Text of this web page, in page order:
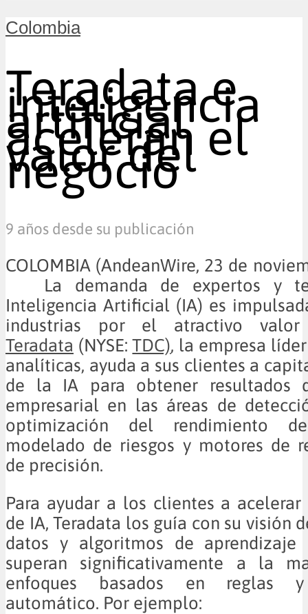
Colombia
Teradata e
inteligencia
artificial
aceleran el
valor del
negocio
9 años desde su publicación
COLOMBIA (AndeanWire, 23 de
La demanda de expertos y
Inteligencia Artificial (IA) es
industrias por el atractivo valor
Teradata (NYSE:TDC), la empresa
analíticas, ayuda a sus clientes a
de la IA para obtener resultados
empresarial en las áreas de
optimización del rendimiento
modelado de riesgos y motores de
de precisión.
Para ayudar a los clientes a acelerar
de IA, Teradata los guía con su visión
datos y algoritmos de aprendizaje
superan significativamente a la
enfoques basados en reglas y
automático. Por ejemplo: